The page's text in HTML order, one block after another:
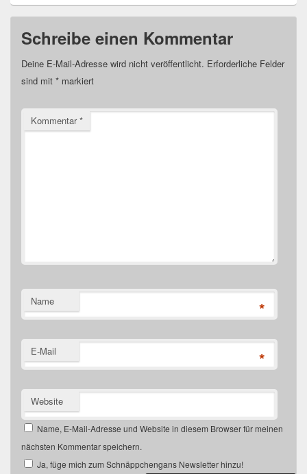
Schreibe einen Kommentar
Deine E-Mail-Adresse wird nicht veröffentlicht. Erforderliche Felder
sind mit * markiert
Kommentar*
Name *
E-Mail *
Website
Name, E-Mail-Adresse und Website in diesem Browser für meinen
nächsten Kommentar speichern.
Ja, füge mich zum Schnäppchengans Newsletter hinzu!